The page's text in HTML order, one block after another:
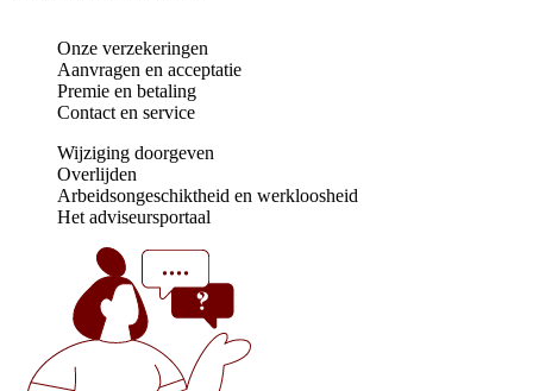
Onze verzekeringen
Aanvragen en acceptatie
Premie en betaling
Contact en service
Wijziging doorgeven
Overlijden
Arbeidsongeschiktheid en werkloosheid
Het adviseursportaal